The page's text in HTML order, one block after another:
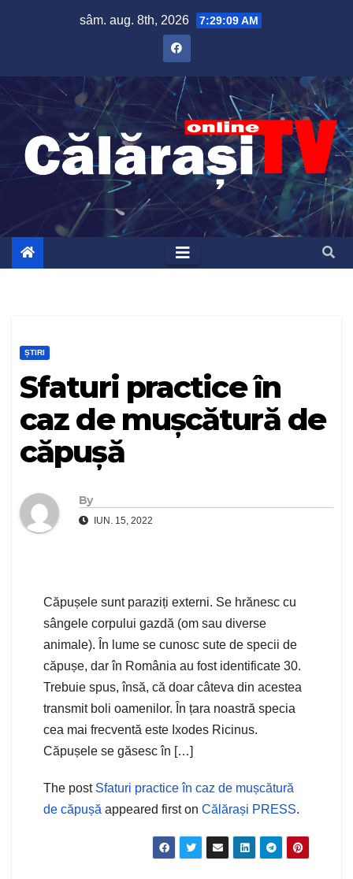
sâm. aug. 8th, 2026 7:29:10 AM
ȘTIRI
Sfaturi practice în
caz de mușcătură de
căpușă
By
IUN. 15, 2022
Căpușele sunt paraziți externi. Se hrănesc cu
sângele corpului gazdă (om sau diverse
animale). În lume se cunosc sute de specii de
căpușe, dar în România au fost identificate 30.
Trebuie spus, însă, că doar câteva din acestea
transmit boli oamenilor. În țara noastră specia
cea mai frecventă este Ixodes Ricinus.
Căpușele se găsesc în […]
The post Sfaturi practice în caz de mușcătură
de căpușă appeared first on Călărași PRESS.